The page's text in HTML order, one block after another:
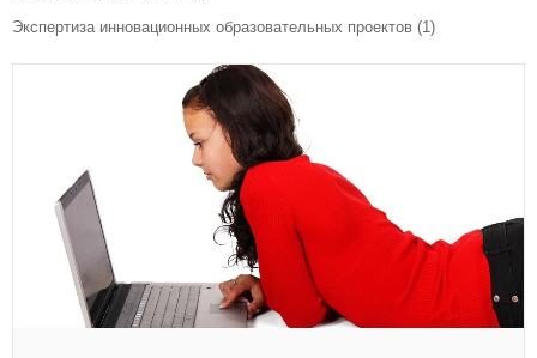
Экспертиза инновационных образовательных проектов (1)